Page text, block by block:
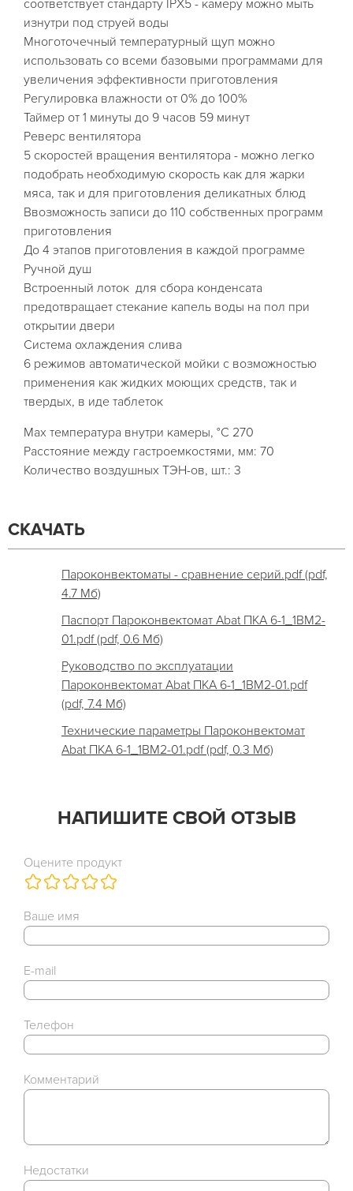
соответствует стандарту IPX5 - камеру можно мыть
изнутри под струей воды
Многоточечный температурный щуп можно
использовать со всеми базовыми программами для
увеличения эффективности приготовления
Регулировка влажности от 0% до 100%
Таймер от 1 минуты до 9 часов 59 минут
Реверс вентилятора
5 скоростей вращения вентилятора - можно легко
подобрать необходимую скорость как для жарки
мяса, так и для приготовления деликатных блюд
Ввозможность записи до 110 собственных программ
приготовления
До 4 этапов приготовления в каждой программе
Ручной душ
Встроенный лоток для сбора конденсата
предотвращает стекание капель воды на пол при
открытии двери
Система охлаждения слива
6 режимов автоматической мойки с возможностью
применения как жидких моющих средств, так и
твердых, в иде таблеток
Max температура внутри камеры, °C 270
Расстояние между гастроемкостями, мм: 70
Количество воздушных ТЭН-ов, шт.: 3
СКАЧАТЬ
Пароконвектоматы - сравнение серий.pdf (pdf,
4.7 Мб)
Паспорт Пароконвектомат Abat ПКА 6-1_1ВМ2-
01.pdf (pdf, 0.6 Мб)
Руководство по эксплуатации
Пароконвектомат Abat ПКА 6-1_1ВМ2-01.pdf
(pdf, 7.4 Мб)
Технические параметры Пароконвектомат
Abat ПКА 6-1_1ВМ2-01.pdf (pdf, 0.3 Мб)
НАПИШИТЕ СВОЙ ОТЗЫВ
Оцените продукт
Ваше имя
E-mail
Телефон
Комментарий
Недостатки